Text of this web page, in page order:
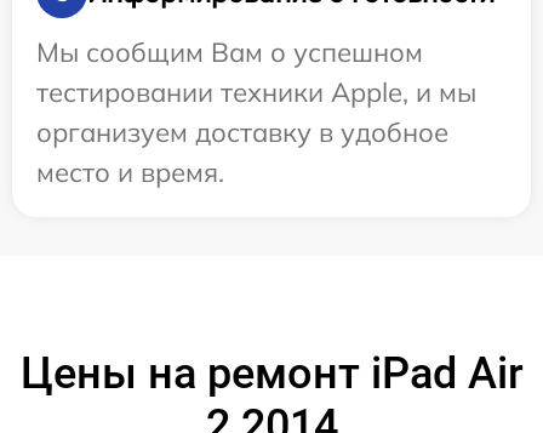
Мы сообщим Вам о успешном
тестировании техники Apple, и мы
организуем доставку в удобное
место и время.
Цены на ремонт iPad Air